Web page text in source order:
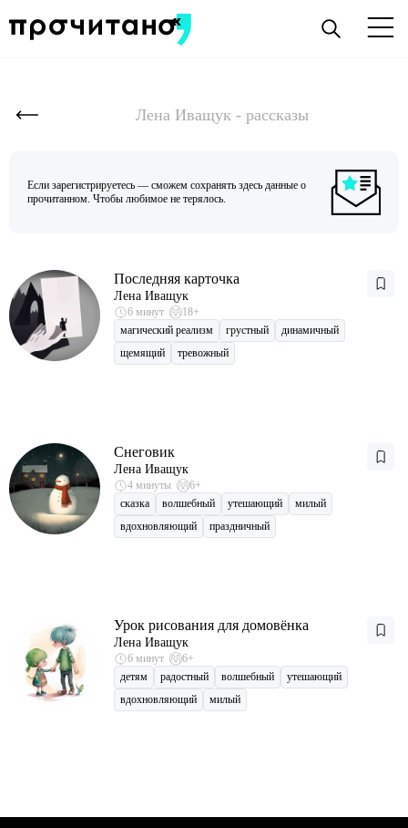
Лена Иващук - рассказы
Если зарегистрируетесь — сможем сохранять здесь данные о
прочитанном. Чтобы любимое не терялось.
Последняя карточка
Лена Иващук
6 минут
18+
магический реализм
грустный
динамичный
щемящий
тревожный
Снеговик
Лена Иващук
4 минуты
6+
сказка
волшебный утешающий
милый
вдохновляющий
праздничный
Урок рисования для домовёнка
Лена Иващук
6 минут
6+
детям
радостный волшебный
утешающий
вдохновляющий
милый